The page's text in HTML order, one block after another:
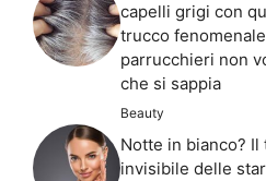
capelli grigi con
trucco
parrucchieri non
che si sappia
Beauty
Notte in bianco? Il
invisibile delle